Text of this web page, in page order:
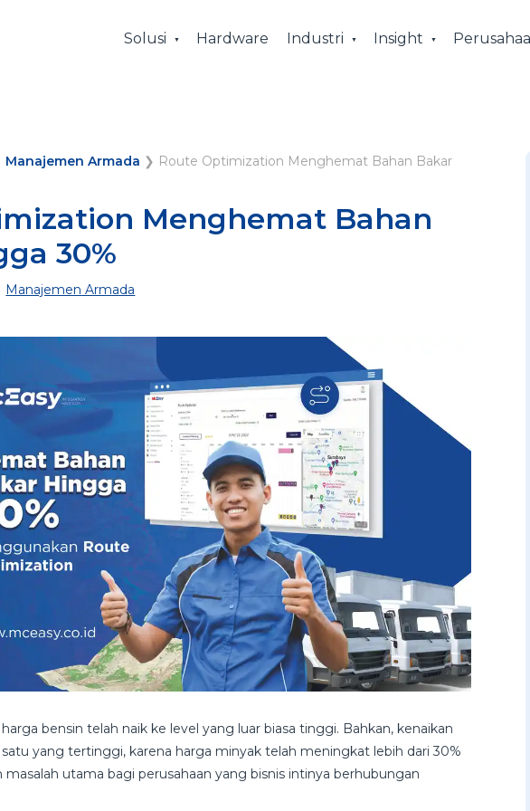
Solusi Hardware Industri Insight
Manajemen Armada ❯ Route Optimization Menghemat Bahan Bakar
Menghemat Bahan
30%
Manajemen Armada
bensin telah naik ke level yang luar biasa tinggi. Bahkan, kenaikan
satu yang tertinggi, karena harga minyak telah meningkat lebih dari 30%
masalah utama bagi perusahaan yang bisnis intinya berhubungan